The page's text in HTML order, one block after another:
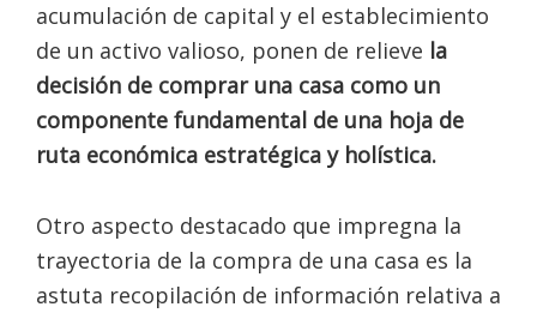
acumulación de capital y el establecimiento
de un activo valioso, ponen de relieve la
decisión de comprar una casa como un
componente fundamental de una hoja de
ruta económica estratégica y holística.
Otro aspecto destacado que impregna la
trayectoria de la compra de una casa es la
astuta recopilación de información relativa a